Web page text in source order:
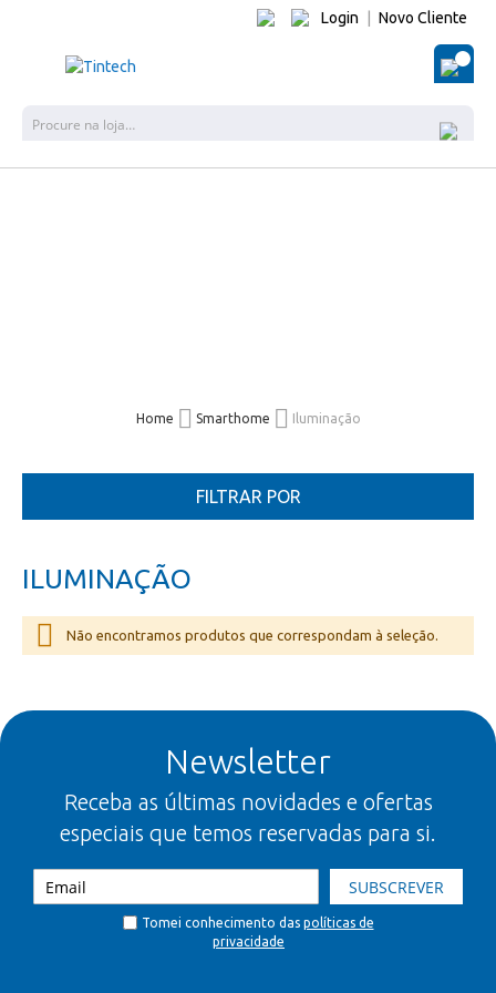
Login Novo Cliente
O
Home Smarthome Iluminação
ILUMINAÇÃO
Não encontramos produtos que correspondam à seleção.
FILTRAR POR
Newsletter
Receba as últimas novidades e ofertas
especiais que temos reservadas para si.
SUBSCREVER
Tomei conhecimento das políticas de
privacidade